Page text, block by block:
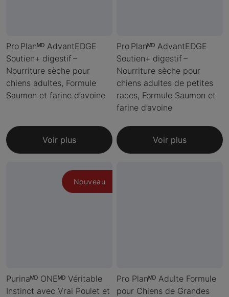
Pro Planᴹᴰ AdvantEDGE
Soutien+ digestif –
Nourriture sèche pour
chiens adultes, Formule
Saumon et farine d’avoine
Voir plus
Pro Planᴹᴰ AdvantEDGE
Soutien+ digestif –
Nourriture sèche pour
chiens adultes de petites
races, Formule Saumon et
farine d’avoine
Voir plus
Nouveau
Purinaᴹᴰ ONEᴹᴰ Véritable
Instinct avec Vrai Poulet et
Pro Planᴹᴰ Adulte Formule
pour Chiens de Grandes